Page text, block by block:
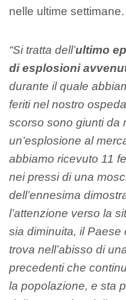
nelle ultime settimane.
“Si tratta dell’ultimo
di esplosioni
durante il quale
feriti nel nostro
scorso sono giunti da
un’esplosione al
abbiamo ricevuto 11
nei pressi di una
dell’ennesima
l’attenzione verso la
sia diminuita, il Paese
trova nell’abisso di
precedenti che
la popolazione, e sta